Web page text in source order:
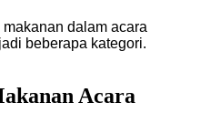
dalam acara
beberapa kategori.
Acara